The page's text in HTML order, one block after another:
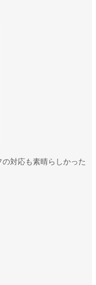
対応も素晴らしかった